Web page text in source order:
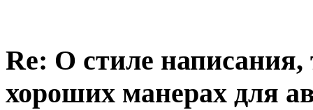
Re: О стиле
хороших манерах для